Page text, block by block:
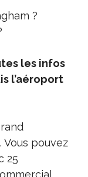
?
les infos
l’aéroport
Vous pouvez
25